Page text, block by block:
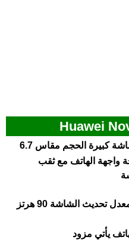
الهاتف يأتي بشاشة كبيرة الحجم مقاس 6.7
الهاتف مع ثقب
تحديث الشاشة 90 هرتز
يأتي مزود